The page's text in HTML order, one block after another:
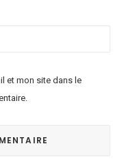
et mon site dans le